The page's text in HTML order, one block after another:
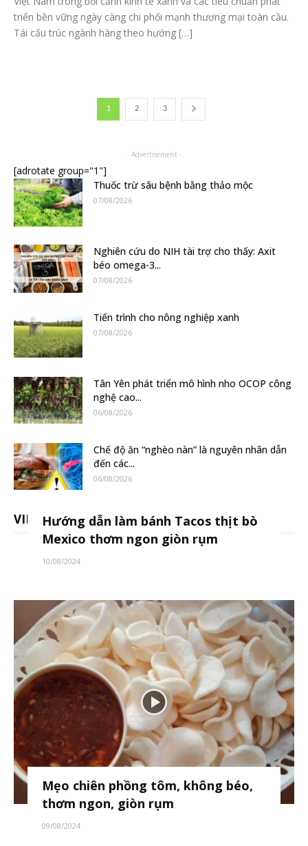
triển bền vững ngày càng chi phối mạnh thương mại toàn cầu.
Tái cấu trúc ngành hàng theo hướng […]
1 2 3
- Advertisement -
[adrotate group="1"]
Thuốc trừ sâu bệnh bằng thảo mộc
07/08/2026
Nghiên cứu do NIH tài trợ cho thấy: Axit
béo omega-3...
07/08/2026
Tiến trình cho nông nghiệp xanh
07/08/2026
Tân Yên phát triển mô hình nho OCOP công
nghệ cao...
06/08/2026
Chế độ ăn “nghèo nàn” là nguyên nhân dẫn
đến các...
06/08/2026
VIDEOHướng dẫn làm bánh Tacos thịt bò
Mexico thơm ngon giòn rụm
10/08/2024
Mẹo chiên phồng tôm, không béo,
thơm ngon, giòn rụm
09/08/2024